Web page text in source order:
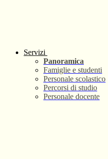
Servizi
Panoramica
Famiglie e studenti
Personale scolastico
Percorsi di studio
Personale docente